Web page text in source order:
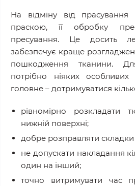
На відміну від прасування
праскою, її обробку
пресування. Це досить
забезпечує краще
пошкодження тканини.
потрібно ніяких
головне – дотримуватися
рівномірно розкладати
нижній поверхні;
добре розправляти складки
не допускати накладання
один на інший;
точно витримувати час